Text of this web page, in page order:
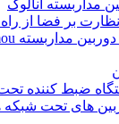
مداربسته آنالوگ
ضبط کننده
های تحت شبکه